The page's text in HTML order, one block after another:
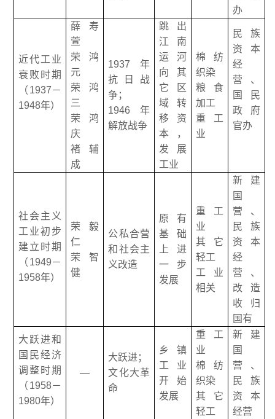
办
近代工业
衰败时期
（1937－
1948年）
薛寿
萱
荣鸿
元
荣鸿
三
荣鸿
庆
褚辅
成
1937年
抗日战
争；
1946年
解放战争
跳出
江南
运河
向其
它区
域转
移资
本，
发展
工业
棉纺
织染
粮食
加工
重工
业
民族
资本
经
营、
国民
政府
官办
社会主义
工业初步
建立时期
（1949－
1958年）
荣毅
仁
荣智
健
公私合营
和社会主
义改造
原有
基础
上进
一步
发展
重工
业
其它
轻工
工业
相关
新建
国
营、
民族
资本
经
营、
改造
收归
国有
大跃进和
国民经济
调整时期
（1958－
1980年）
—
大跃进；
文化大革
命
乡镇
工业
开始
发展
重工
业
棉纺
织染
其它
轻工
新建
国
营、
民族
资本
经营